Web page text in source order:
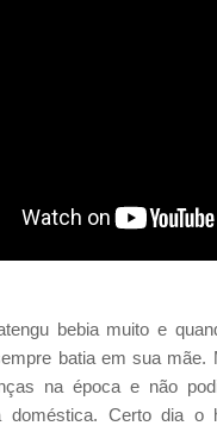
bebia muito e
batia em sua mãe.
na época e não
doméstica. Certo dia o